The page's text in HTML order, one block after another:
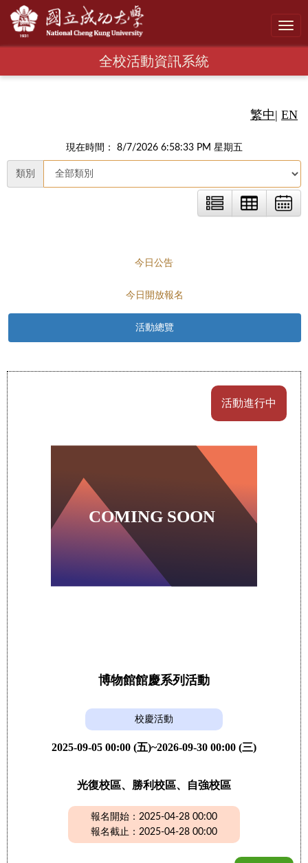
全校活動資訊系統
繁中| EN
現在時間： 8/7/2026 6:58:34 PM 星期五
類別
今日公告
今日開放報名
活動總覽
活動進行中
博物館館慶系列活動
校慶活動
2025-09-05 00:00 (五)~2026-09-30 00:00 (三)
光復校區、勝利校區、自強校區
報名開始：2025-04-28 00:00
報名截止：2025-04-28 00:00